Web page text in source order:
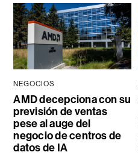
NEGOCIOS
AMD decepciona con su
previsión de ventas
pese al auge del
negocio de centros de
datos de IA